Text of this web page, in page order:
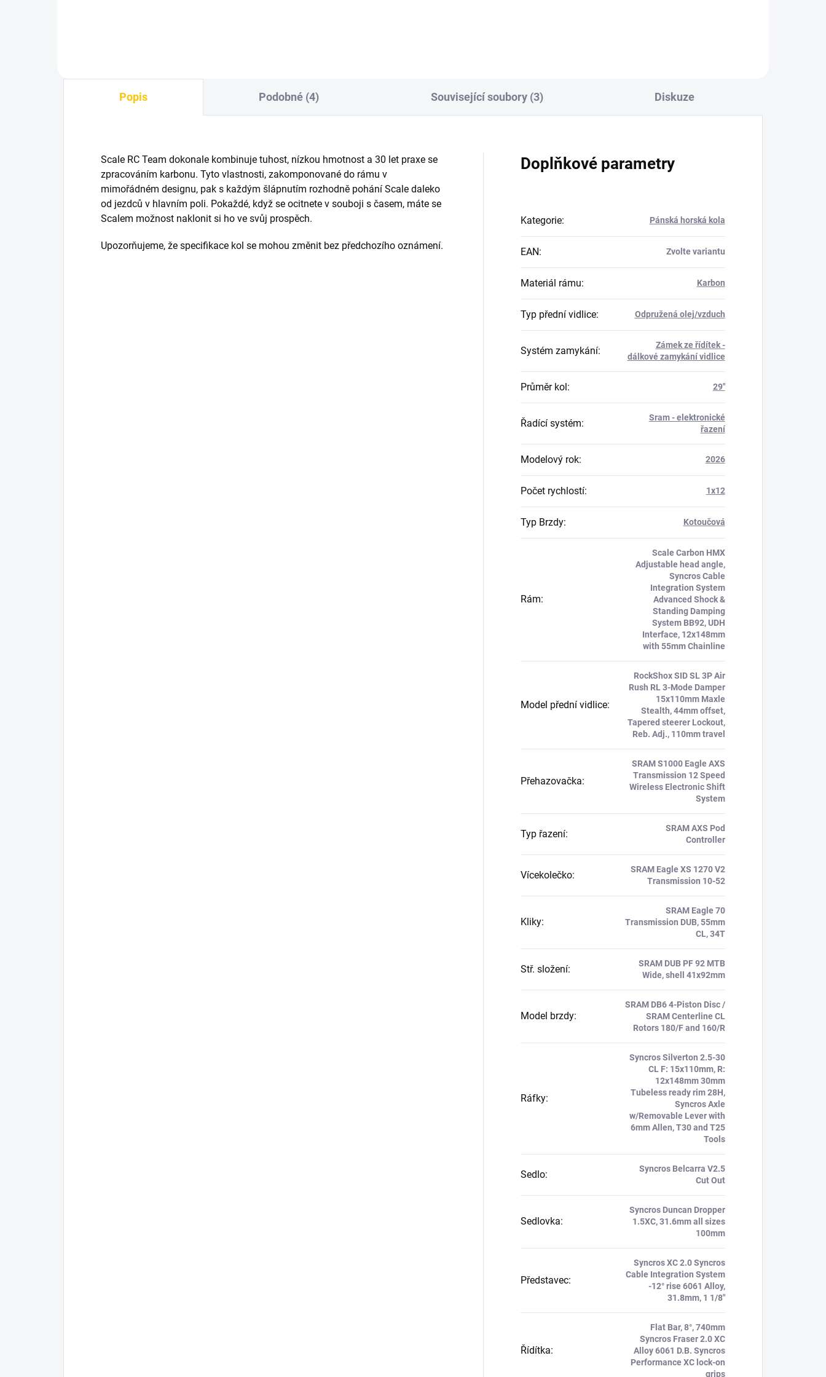
Popis Podobné (4) Související soubory (3) Diskuze
Scale RC Team dokonale kombinuje tuhost, nízkou hmotnost a 30 let praxe se
zpracováním karbonu. Tyto vlastnosti, zakomponované do rámu v
mimořádném designu, pak s každým šlápnutím rozhodně pohání Scale daleko
od jezdců v hlavním poli. Pokaždé, když se ocitnete v souboji s časem, máte se
Scalem možnost naklonit si ho ve svůj prospěch.
Upozorňujeme, že specifikace kol se mohou změnit bez předchozího oznámení.
Doplňkové parametry
Kategorie: Pánská horská kola
EAN: Zvolte variantu
Materiál rámu: Karbon
Typ přední vidlice: Odpružená olej/vzduch
Systém zamykání:
Zámek ze řídítek -
dálkové zamykání vidlice
Průměr kol: 29"
Řadící systém:
Sram - elektronické
řazení
Modelový rok: 2026
Počet rychlostí: 1x12
Typ Brzdy: Kotoučová
Rám:
Scale Carbon HMX
Adjustable head angle,
Syncros Cable
Integration System
Advanced Shock &
Standing Damping
System BB92, UDH
Interface, 12x148mm
with 55mm Chainline
Model přední vidlice:
RockShox SID SL 3P Air
Rush RL 3-Mode Damper
15x110mm Maxle
Stealth, 44mm offset,
Tapered steerer Lockout,
Reb. Adj., 110mm travel
Přehazovačka:
SRAM S1000 Eagle AXS
Transmission 12 Speed
Wireless Electronic Shift
System
Typ řazení:
SRAM AXS Pod
Controller
Vícekolečko:
SRAM Eagle XS 1270 V2
Transmission 10-52
Kliky:
SRAM Eagle 70
Transmission DUB, 55mm
CL, 34T
Stř. složení:
SRAM DUB PF 92 MTB
Wide, shell 41x92mm
Model brzdy:
SRAM DB6 4-Piston Disc /
SRAM Centerline CL
Rotors 180/F and 160/R
Ráfky:
Syncros Silverton 2.5-30
CL F: 15x110mm, R:
12x148mm 30mm
Tubeless ready rim 28H,
Syncros Axle
w/Removable Lever with
6mm Allen, T30 and T25
Tools
Sedlo:
Syncros Belcarra V2.5
Cut Out
Sedlovka:
Syncros Duncan Dropper
1.5XC, 31.6mm all sizes
100mm
Představec:
Syncros XC 2.0 Syncros
Cable Integration System
-12° rise 6061 Alloy,
31.8mm, 1 1/8"
Řídítka:
Flat Bar, 8°, 740mm
Syncros Fraser 2.0 XC
Alloy 6061 D.B. Syncros
Performance XC lock-on
grips